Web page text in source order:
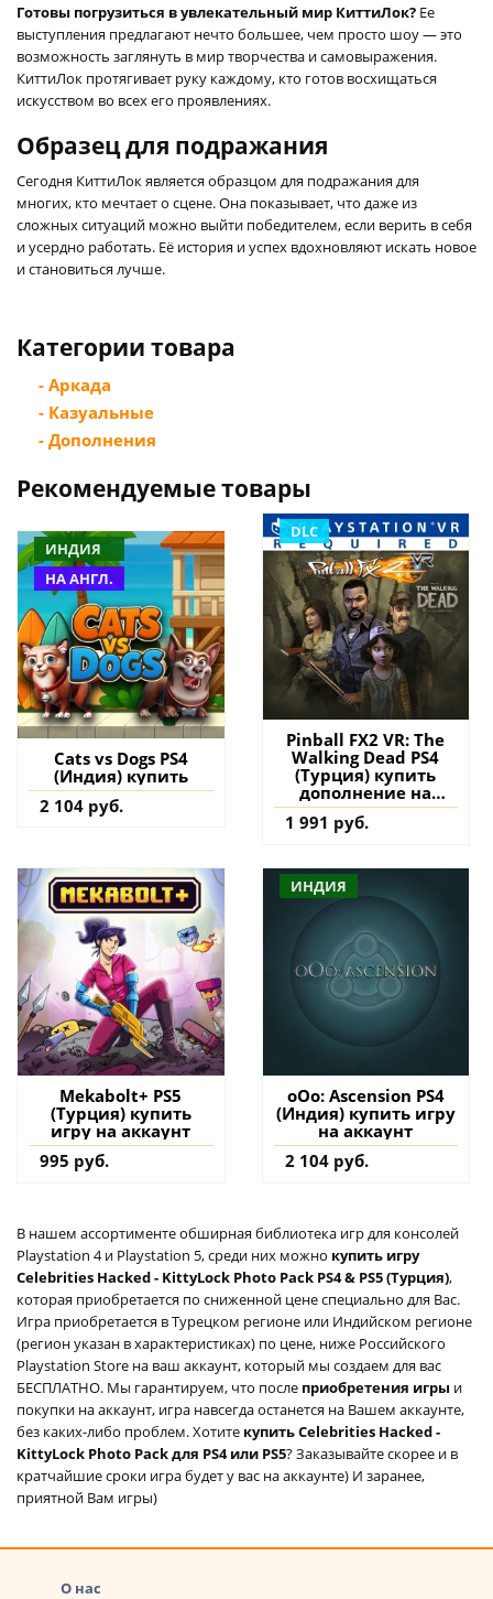
Готовы погрузиться в увлекательный мир КиттиЛок? Ее
выступления предлагают нечто большее, чем просто шоу — это
возможность заглянуть в мир творчества и самовыражения.
КиттиЛок протягивает руку каждому, кто готов восхищаться
искусством во всех его проявлениях.
Образец для подражания
Сегодня КиттиЛок является образцом для подражания для
многих, кто мечтает о сцене. Она показывает, что даже из
сложных ситуаций можно выйти победителем, если верить в себя
и усердно работать. Её история и успех вдохновляют искать новое
и становиться лучше.
Категории товара
- Аркада
- Казуальные
- Дополнения
Рекомендуемые товары
ИНДИЯ
НА АНГЛ.
Cats vs Dogs PS4
(Индия) купить
2 104 руб.
DLC
Pinball FX2 VR: The
Walking Dead PS4
(Турция) купить
дополнение на
аккаунт
1 991 руб.
Mekabolt+ PS5
(Турция) купить
игру на аккаунт
995 руб.
ИНДИЯ
oOo: Ascension PS4
(Индия) купить игру
на аккаунт
2 104 руб.
В нашем ассортименте обширная библиотека игр для консолей
Playstation 4 и Playstation 5, среди них можно купить игру
Celebrities Hacked - KittyLock Photo Pack PS4 & PS5 (Турция),
которая приобретается по сниженной цене специально для Вас.
Игра приобретается в Турецком регионе или Индийском регионе
(регион указан в характеристиках) по цене, ниже Российского
Playstation Store на ваш аккаунт, который мы создаем для вас
БЕСПЛАТНО. Мы гарантируем, что после приобретения игры и
покупки на аккаунт, игра навсегда останется на Вашем аккаунте,
без каких-либо проблем. Хотите купить Celebrities Hacked -
KittyLock Photo Pack для PS4 или PS5? Заказывайте скорее и в
кратчайшие сроки игра будет у вас на аккаунте) И заранее,
приятной Вам игры)
О нас